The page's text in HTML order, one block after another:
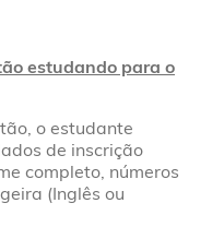
estudando para o
o estudante
de inscrição
completo, números
(Inglês ou